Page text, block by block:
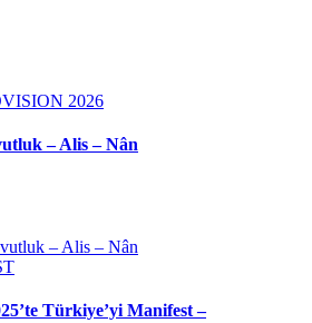
2026
– Alis – Nân
Türkiye’yi Manifest –